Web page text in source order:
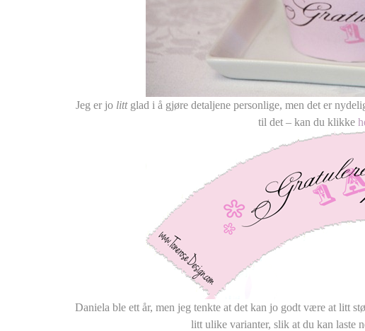
Jeg er jo littglad i å gjøre detaljene personlige, men det er
til det – kan du klikke
Daniela ble ett år, men jeg tenkte at det kan jo godt være at litt
litt ulike varianter, slik at du kan laste